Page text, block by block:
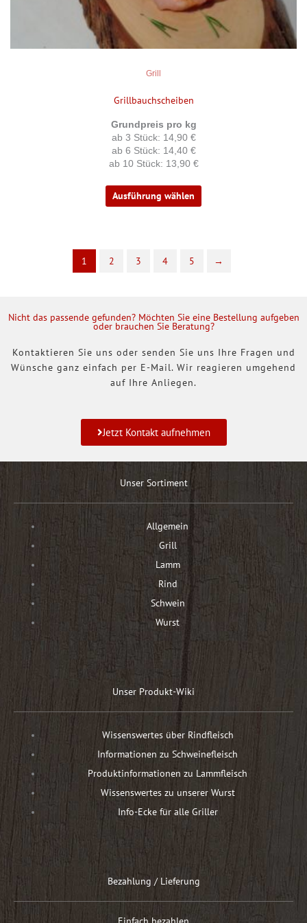
Grill
Grillbauchscheiben
Grundpreis pro kg
ab 3 Stück: 14,90 €
ab 6 Stück: 14,40 €
ab 10 Stück: 13,90 €
Ausführung wählen
Produktseite
gewählt
werden
1 2 3 4 5 →
Nicht das passende gefunden? Möchten Sie eine Bestellung aufgeben
oder brauchen Sie Beratung?
Kontaktieren Sie uns oder senden Sie uns Ihre Fragen und
Wünsche ganz einfach per E-Mail. Wir reagieren umgehend
auf Ihre Anliegen.
Jetzt Kontakt aufnehmen
Unser Sortiment
Allgemein
Grill
Lamm
Rind
Schwein
Wurst
Unser Produkt-Wiki
Wissenswertes über Rindfleisch
Informationen zu Schweinefleisch
Produktinformationen zu Lammfleisch
Wissenswertes zu unserer Wurst
Info-Ecke für alle Griller
Bezahlung / Lieferung